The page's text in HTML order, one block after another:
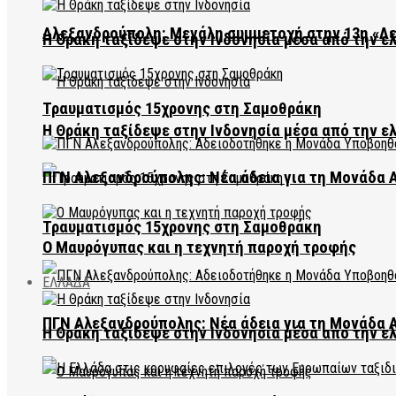
Αλεξανδρούπολη: Μεγάλη συμμετοχή στην 13η
Η Θράκη ταξίδεψε στην Ινδονησία μέσα από την
Τραυματισμός 15χρονης στη Σαμοθράκη
ΠΓΝ Αλεξανδρούπολης: Νέα άδεια για τη Μονάδα
Η Θράκη ταξίδεψε στην Ινδονησία μέσα από την
Τραυματισμός 15χρονης στη Σαμοθράκη
ΠΓΝ Αλεξανδρούπολης: Νέα άδεια για τη Μονάδα
Ο Μαυρόγυπας και η τεχνητή παροχή τροφής
ΕΛΛΑΔΑ
Η Θράκη ταξίδεψε στην Ινδονησία μέσα από την